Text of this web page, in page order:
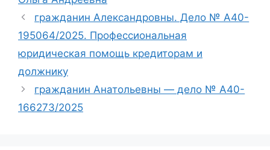
гражданин Александровны. Дело № А40-
195064/2025. Профессиональная
юридическая помощь кредиторам и
должнику
гражданин Анатольевны — дело № А40-
166273/2025